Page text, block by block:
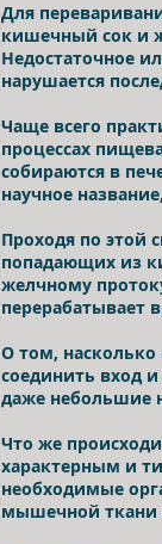
Для
кишечный сок и
Недостаточное
нарушается
Чаще всего
процессах
собираются в
научное
Проходя по этой
попадающих из
желчному
перерабатывает
О том, насколько
соединить вход
даже небольшие
Что же
характерным и
необходимые
мышечной ткани